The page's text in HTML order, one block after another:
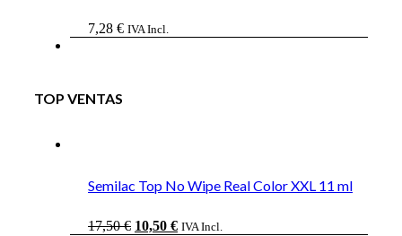
7,28 € IVA Incl.
TOP VENTAS
Semilac Top No Wipe Real Color XXL 11 ml
17,50€ El
10,50 €ElIVA Incl.